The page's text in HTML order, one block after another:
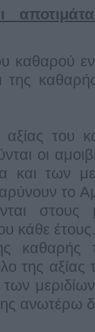
καθαρού
του
οι
και των
το
στους
κάθε έτους.
καθαρής
της αξίας
των
ανωτέρω